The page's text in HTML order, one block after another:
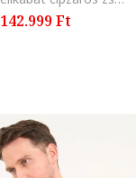
142.999 Ft